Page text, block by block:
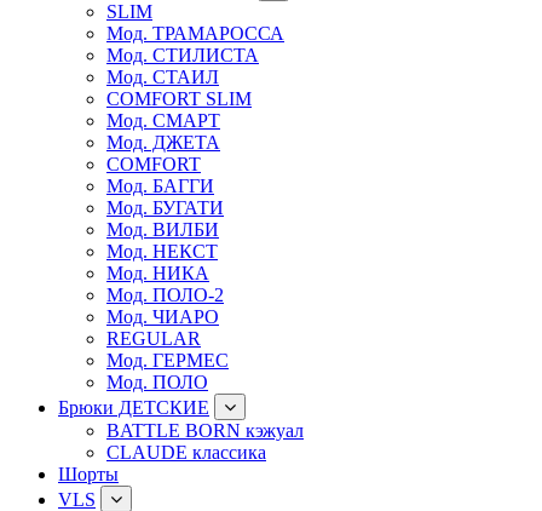
SLIM
Мод. ТРАМАРОССА
Мод. СТИЛИСТА
Мод. СТАИЛ
COMFORT SLIM
Мод. СМАРТ
Мод. ДЖЕТА
COMFORT
Мод. БАГГИ
Мод. БУГАТИ
Мод. ВИЛБИ
Мод. НЕКСТ
Мод. НИКА
Мод. ПОЛО-2
Мод. ЧИАРО
REGULAR
Мод. ГЕРМЕС
Мод. ПОЛО
Брюки ДЕТСКИЕ
BATTLE BORN кэжуал
CLAUDE классика
Шорты
VLS